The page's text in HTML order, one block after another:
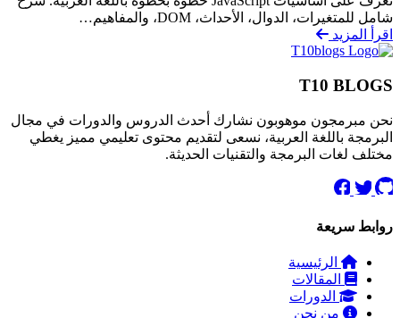
شامل للمتغيرات، الدوال، الأحداث، DOM، والمفاهيم…
اقرأ المزيد
T10 BLOGS
نحن مبرمجون موهوبون نشارك أحدث الدروس والدورات في مجال
البرمجة باللغة العربية، نسعى لتقديم محتوى تعليمي مميز يغطي
مختلف لغات البرمجة والتقنيات الحديثة.
روابط سريعة
الرئيسية
المقالات
الدورات
من نحن